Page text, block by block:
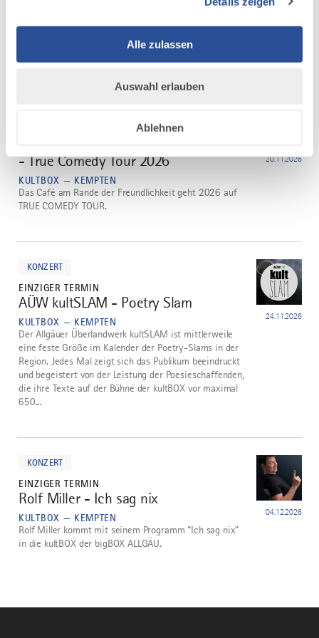
Alle zulassen
Auswahl erlauben
Ablehnen
Schlagzeugmafia wird das Publikum Zeuge und
- True Comedy Tour 2026
KULTBOX — KEMPTEN
20.11.2026
Das Café am Rande der Freundlichkeit geht 2026 auf
TRUE COMEDY TOUR.
KONZERT
EINZIGER TERMIN
4
AÜW kultSLAM - Poetry Slam
KULTBOX — KEMPTEN 24.11.2026
Der Allgäuer Überlandwerk kultSLAM ist mittlerweile
eine feste Größe im Kalender der Poetry-Slams in der
Region. Jedes Mal zeigt sich das Publikum beeindruckt
und begeistert von der Leistung der Poesieschaffenden,
die ihre Texte auf der Bühne der kultBOX vor maximal
650...
KONZERT
EINZIGER TERMIN
5
Rolf Miller - Ich sag nix
KULTBOX — KEMPTEN 04.12.2026
Rolf Miller kommt mit seinem Programm “Ich sag nix”
in die kultBOX der bigBOX ALLGÄU.